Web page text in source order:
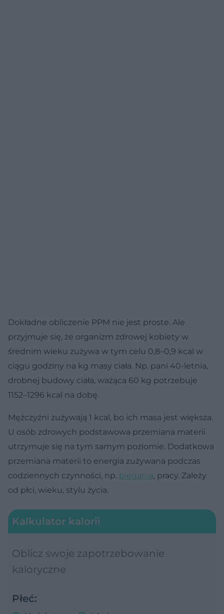
Dokładne obliczenie PPM nie jest proste. Ale
przyjmuje się, że organizm zdrowej kobiety w
średnim wieku zużywa w tym celu 0,8–0,9 kcal w
ciągu godziny na kg masy ciała. Np. pani 40-letnia,
drobnej budowy ciała, ważąca 60 kg potrzebuje
1152–1296 kcal na dobę.
Mężczyźni zużywają 1 kcal, bo ich masa jest większa.
U osób zdrowych podstawowa przemiana materii
utrzymuje się na tym samym poziomie. Dodatkowa
przemiana materii to energia zużywana podczas
codziennych czynności, np. biegania, pracy. Zależy
od płci, wieku, stylu życia.
Kalkulator kalorii
Oblicz swoje zapotrzebowanie
kaloryczne
Płeć: